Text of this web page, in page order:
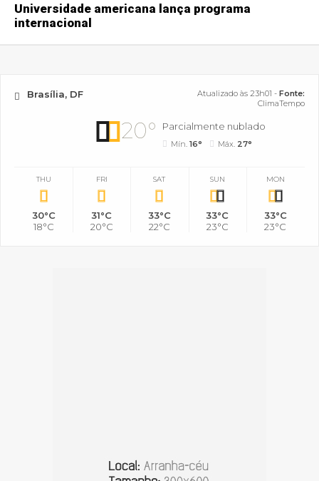
Universidade americana lança programa
internacional
Brasília, DF Atualizado às 23h01 - Fonte:
ClimaTempo
20° Parcialmente nublado
Mín.16° Máx. 27°
THU
30°C
18°C
FRI
31°C
20°C
SAT
33°C
22°C
SUN
33°C
23°C
MON
33°C
23°C